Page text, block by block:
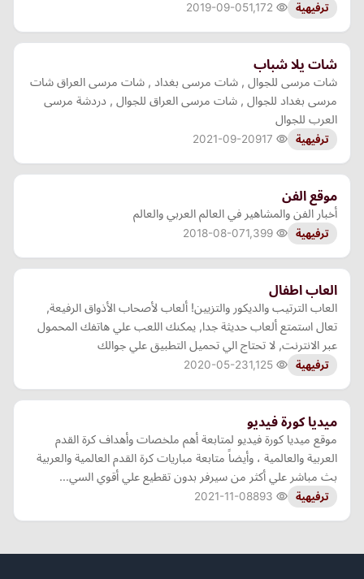
ترفيهية 2019-09-05
شات يلا شباب
شات مرسى للجوال , شات مرسى بغداد , شات مرسى العراق شات
مرسى بغداد للجوال , شات مرسى العراق للجوال , دردشة مرسى
العرب للجوال
ترفيهية 2021-09-20
موقع الفن
أخبار الفن والمشاهير في العالم العربي والعالم
ترفيهية 2018-08-07
العاب اطفال
العاب الترتيب والديكور والتزيين! ألعاب لأصحاب الأذواق الرفيعة,
تعال استمتع ألعاب حديثة جدا, يمكنك اللعب علي هاتفك المحمول
عبر الانترنت, لا تحتاج الي تحميل التطبيق علي جوالك
ترفيهية 2020-05-23
ميديا كورة فيديو
موقع ميديا كورة فيديو لمتابعة أهم ملخصات وأهداف كرة القدم
العربية والعالمية ، وأيضاً متابعة مباريات كرة القدم العالمية والعربية
بث مباشر علي أكثر من سيرفر بدون تقطيع علي أقوي السي…
ترفيهية 2021-11-08